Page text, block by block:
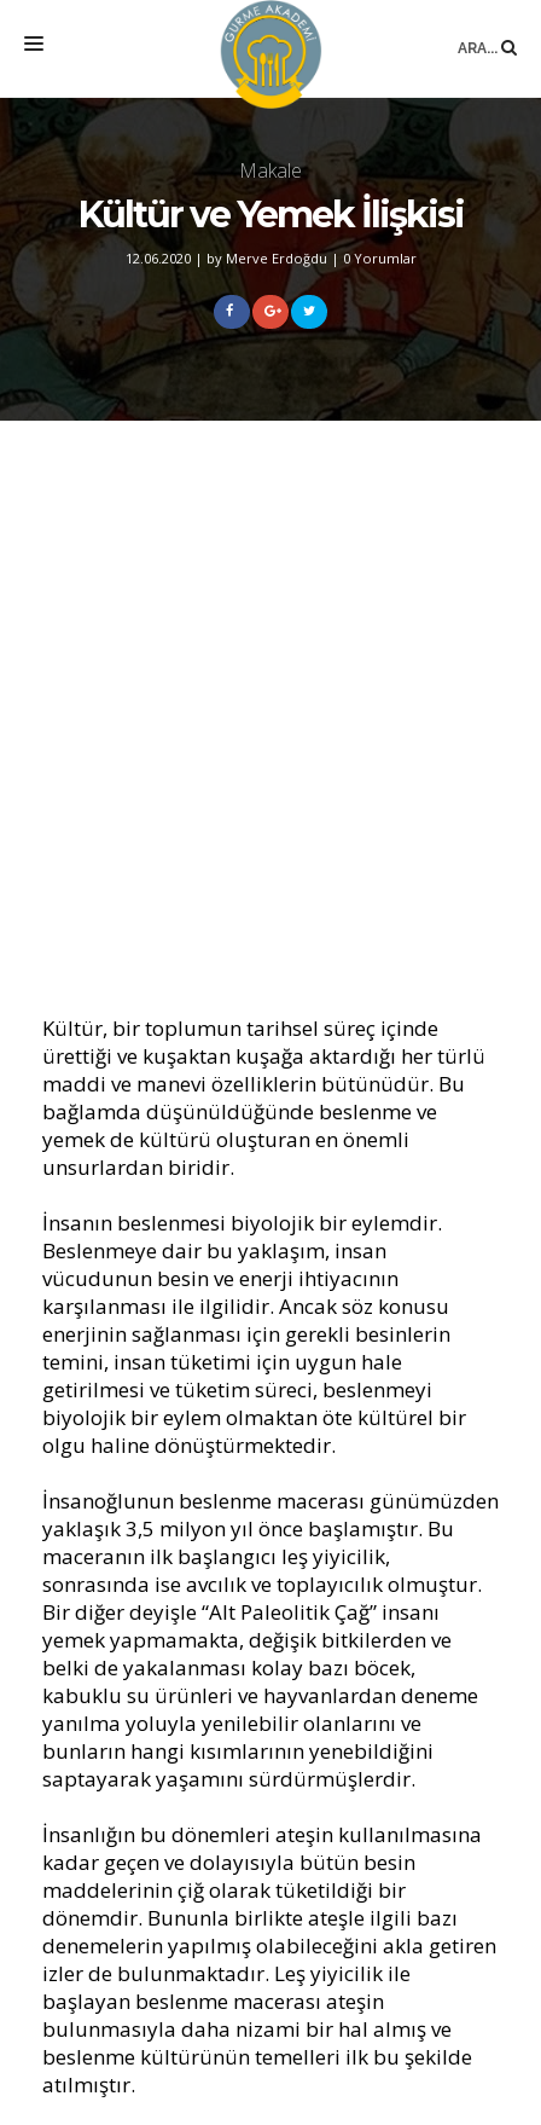
ARA...
ANASAYFA
MEKAN
EĞITIMLER
DANIŞMANLIK
YAZARLAR
BLOG
SÖZLÜK
Makale
Kültür ve Yemek İlişkisi
12.06.2020| by Merve Erdoğdu| 0 Yorumlar
Kültür, bir toplumun tarihsel süreç içinde
ürettiği ve kuşaktan kuşağa aktardığı her türlü
maddi ve manevi özelliklerin bütünüdür. Bu
bağlamda düşünüldüğünde beslenme ve
yemek de kültürü oluşturan en önemli
unsurlardan biridir.
İnsanın beslenmesi biyolojik bir eylemdir.
Beslenmeye dair bu yaklaşım, insan
vücudunun besin ve enerji ihtiyacının
karşılanması ile ilgilidir. Ancak söz konusu
enerjinin sağlanması için gerekli besinlerin
temini, insan tüketimi için uygun hale
getirilmesi ve tüketim süreci, beslenmeyi
biyolojik bir eylem olmaktan öte kültürel bir
olgu haline dönüştürmektedir.
İnsanoğlunun beslenme macerası günümüzden
yaklaşık 3,5 milyon yıl önce başlamıştır. Bu
maceranın ilk başlangıcı leş yiyicilik,
sonrasında ise avcılık ve toplayıcılık olmuştur.
Bir diğer deyişle “Alt Paleolitik Çağ” insanı
yemek yapmamakta, değişik bitkilerden ve
belki de yakalanması kolay bazı böcek,
kabuklu su ürünleri ve hayvanlardan deneme
yanılma yoluyla yenilebilir olanlarını ve
bunların hangi kısımlarının yenebildiğini
saptayarak yaşamını sürdürmüşlerdir.
İnsanlığın bu dönemleri ateşin kullanılmasına
kadar geçen ve dolayısıyla bütün besin
maddelerinin çiğ olarak tüketildiği bir
dönemdir. Bununla birlikte ateşle ilgili bazı
denemelerin yapılmış olabileceğini akla getiren
izler de bulunmaktadır. Leş yiyicilik ile
başlayan beslenme macerası ateşin
bulunmasıyla daha nizami bir hal almış ve
beslenme kültürünün temelleri ilk bu şekilde
atılmıştır.